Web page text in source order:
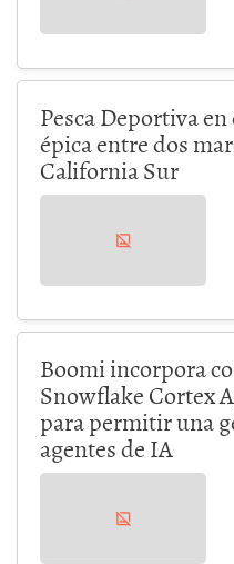
Pesca Deportiva
épica entre dos
California Sur
Boomi incorpora
Snowflake Cortex
para permitir una
agentes de IA